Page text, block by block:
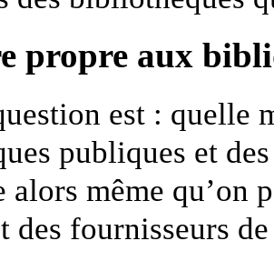
propre aux
est : quelle
publiques et
même qu’on
des fournisseurs